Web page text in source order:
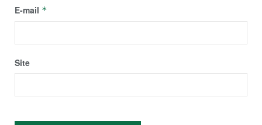
E-mail *
Site